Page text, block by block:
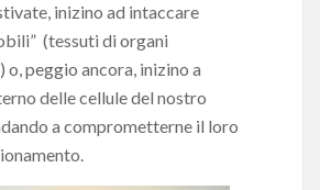
inizino ad intaccare
(tessuti di organi
peggio ancora, inizino a
delle cellule del nostro
a comprometterne il loro